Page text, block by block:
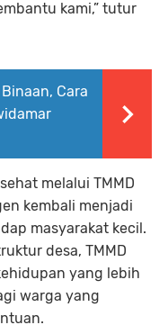
kami,” tutur
Cara
melalui TMMD
kembali menjadi
masyarakat kecil.
desa, TMMD
yang lebih
warga yang